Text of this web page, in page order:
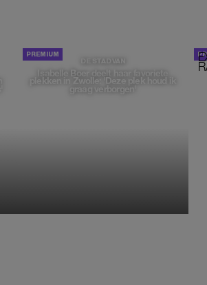
DE STAD VAN
Isabelle Boer deelt haar favoriete
plekken in Zwolle: 'Deze plek houd ik
graag verborgen'